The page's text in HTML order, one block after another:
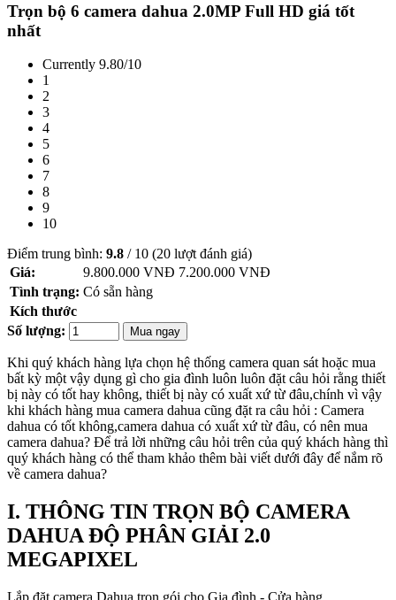
Trọn bộ 6 camera dahua 2.0MP Full HD giá tốt
nhất
Currently 9.80/10
1
2
3
4
5
6
7
8
9
10
Điểm trung bình: 9.8 / 10 (20 lượt đánh giá)
Giá:
9.800.000 VNĐ 7.200.000 VNĐ
Tình trạng: Có sẵn hàng
Kích thước
Số lượng:
Mua ngay
Khi quý khách hàng lựa chọn hệ thống camera quan sát hoặc mua
bất kỳ một vậy dụng gì cho gia đình luôn luôn đặt câu hỏi rằng thiết
bị này có tốt hay không, thiết bị này có xuất xứ từ đâu,chính vì vậy
khi khách hàng mua camera dahua cũng đặt ra câu hỏi : Camera
dahua có tốt không,camera dahua có xuất xứ từ đâu, có nên mua
camera dahua? Để trả lời những câu hỏi trên của quý khách hàng thì
quý khách hàng có thể tham khảo thêm bài viết dưới đây để nắm rõ
về camera dahua?
I. THÔNG TIN TRỌN BỘ CAMERA
DAHUA ĐỘ PHÂN GIẢI 2.0
MEGAPIXEL